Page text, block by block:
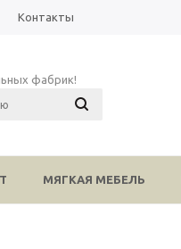
Контакты
фабрик!
МЯГКАЯ МЕБЕЛЬ